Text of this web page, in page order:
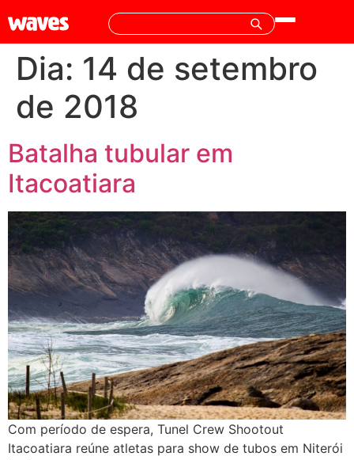
Dia: 14 de setembro
de 2018
Batalha tubular em
Itacoatiara
Com período de espera, Tunel Crew Shootout
Itacoatiara reúne atletas para show de tubos em Niterói